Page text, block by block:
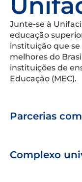
Junte-se à
educação
instituição que
melhores do
instituições de
Educação (MEC).
Parcerias
Complexo